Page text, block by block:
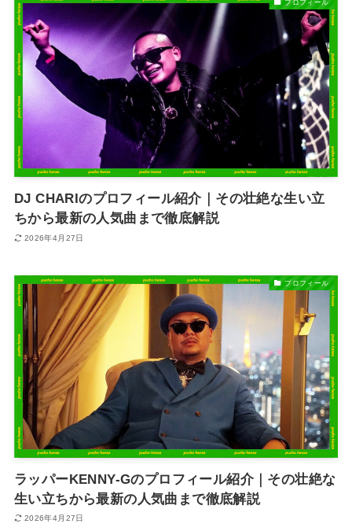
プロフィール
DJ CHARIのプロフィール紹介｜その壮絶な生い立
ちから最新の人気曲まで徹底解説
2026年4月27日
プロフィール
ラッパーKENNY-Gのプロフィール紹介｜その壮絶な
生い立ちから最新の人気曲まで徹底解説
2026年4月27日